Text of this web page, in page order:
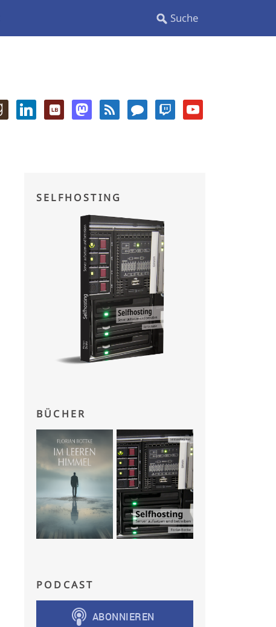
SELFHOSTING
BÜCHER
PODCAST